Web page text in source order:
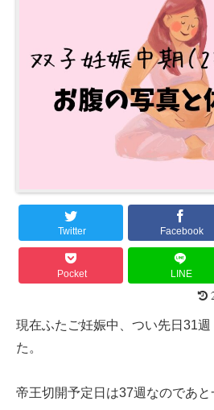
Twitter Facebook
Pocket LINE
現在ふたご妊娠中、つい先日31
た。
帝王切開予定日は37週なのであと